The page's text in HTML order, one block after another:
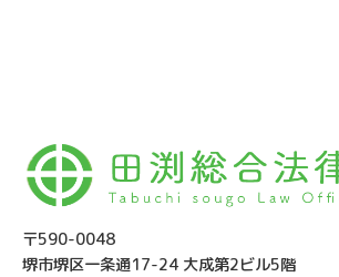
〒590-0048
堺市堺区一条通17-24 大成第2ビル5階